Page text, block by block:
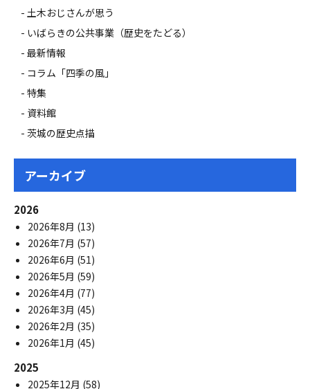
土木おじさんが思う
いばらきの公共事業（歴史をたどる）
最新情報
コラム「四季の風」
特集
資料館
茨城の歴史点描
アーカイブ
2026
2026年8月 (13)
2026年7月 (57)
2026年6月 (51)
2026年5月 (59)
2026年4月 (77)
2026年3月 (45)
2026年2月 (35)
2026年1月 (45)
2025
2025年12月 (58)